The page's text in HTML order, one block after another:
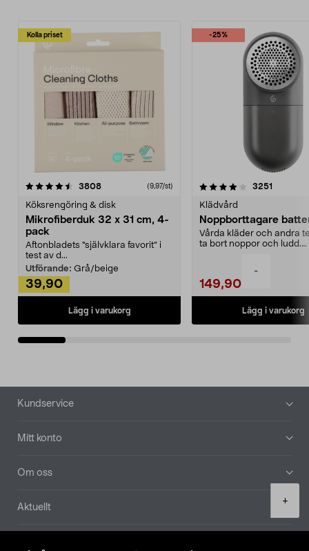
-
+
Kolla priset
3808recensioner (9,97/st)
Köksrengöring & disk
Mikrofiberduk 32 x 31 cm, 4-
pack
Aftonbladets "självklara favorit” i
test av d...
Utförande: Grå/beige
39,90
Lägg i varukorg
-25%
4.0av 5 stjärnor 3251
Klädvård
Noppborttagare
Vårda kläder och andra
ta bort noppor och ludd.
149,90
Lägg i varukorg
4.5av 5 stjärnor
Sidfot
Kundservice
Mitt konto
Om oss
Aktuellt